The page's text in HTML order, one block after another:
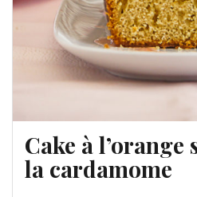
Cake à l’orange
la cardamome